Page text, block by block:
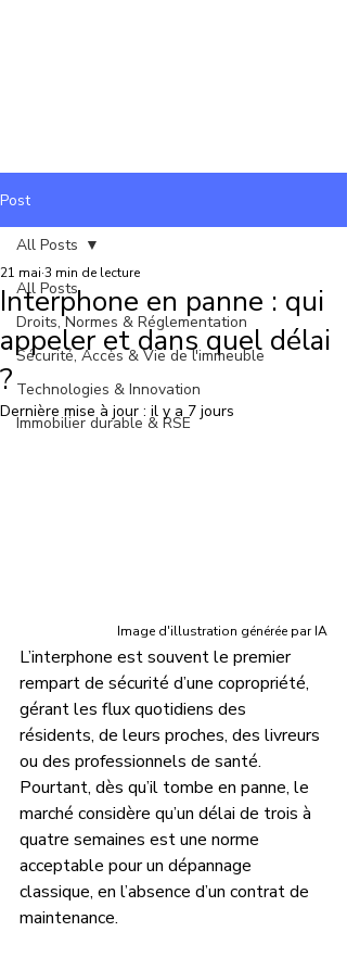
Post
All Posts
Droits, Normes & Réglementation
Sécurité, Accès & Vie de l'immeuble
Technologies & Innovation
Immobilier durable & RSE
All Posts
Interphone en panne : qui
appeler et dans quel délai
?
21 mai 3 min de lecture
Dernière mise à jour : il y a 7 jours
Image d'illustration générée par IA
L’interphone est souvent le premier
rempart de sécurité d’une copropriété,
gérant les flux quotidiens des
résidents, de leurs proches, des livreurs
ou des professionnels de santé.
Pourtant, dès qu’il tombe en panne, le
marché considère qu’un délai de trois à
quatre semaines est une norme
acceptable pour un dépannage
classique, en l’absence d’un contrat de
maintenance.